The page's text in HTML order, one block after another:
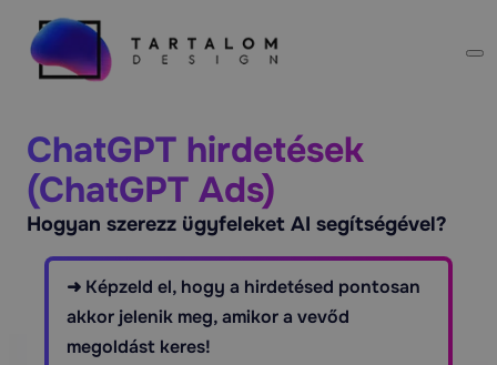
ChatGPT hirdetések
(ChatGPT Ads)
Hogyan szerezz ügyfeleket AI segítségével?
➜ Képzeld el, hogy a hirdetésed pontosan
akkor jelenik meg, amikor a vevőd
megoldást keres!